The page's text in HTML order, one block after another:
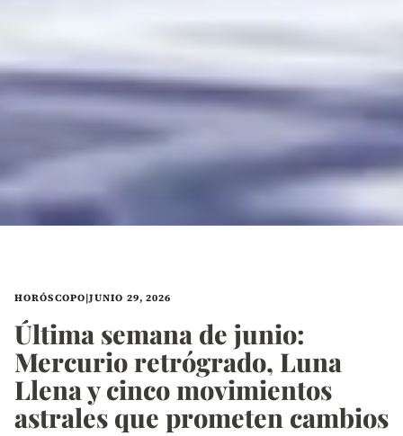
HORÓSCOPO|JUNIO 29, 2026
Última semana de junio:
Mercurio retrógrado, Luna
Llena y cinco movimientos
astrales que prometen cambios